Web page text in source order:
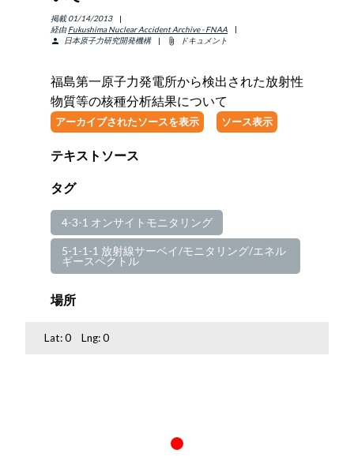
ENGLISH 日本語
サインイン
掲載 01/14/2013
経由 Fukushima Nuclear Accident Archive - FNAA
person
日本原子力研究開発機構 attach_file ドキュメント
福島第一原子力発電所から検出された放射性
物質等の核種分析結果について
アーカイブされたソースを表示 ソース表示
テキストソース
タグ
4-3-1 オンサイトモニタリング
5-1-1-1 放射線サーベイ/モニタリング/エネル
ギースペクトル
場所
Lat:0 Lng:0